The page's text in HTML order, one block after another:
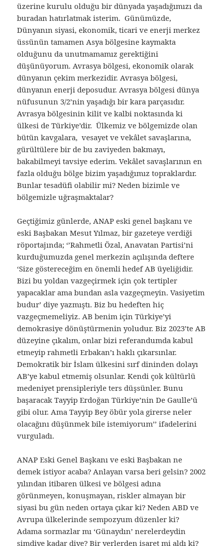
üzerine kurulu olduğu bir dünyada yaşadığımızı da
buradan hatırlatmak isterim. Günümüzde,
Dünyanın siyasi, ekonomik, ticari ve enerji merkez
üssünün tamamen Asya bölgesine kaymakta
olduğunu da unutmamamız gerektiğini
düşünüyorum. Avrasya bölgesi, ekonomik olarak
dünyanın çekim merkezidir. Avrasya bölgesi,
dünyanın enerji deposudur. Avrasya bölgesi dünya
nüfusunun 3/2’nin yaşadığı bir kara parçasıdır.
Avrasya bölgesinin kilit ve kalbi noktasında ki
ülkesi de Türkiye’dir. Ülkemiz ve bölgemizde olan
bütün kavgalara, vesayet ve vekâlet savaşlarına,
gürültülere bir de bu zaviyeden bakmayı,
bakabilmeyi tavsiye ederim. Vekâlet savaşlarının en
fazla olduğu bölge bizim yaşadığımız topraklardır.
Bunlar tesadüfi olabilir mi? Neden bizimle ve
bölgemizle uğraşmaktalar?
Geçtiğimiz günlerde, ANAP eski genel başkanı ve
eski Başbakan Mesut Yılmaz, bir gazeteye verdiği
röportajında; ‘’Rahmetli Özal, Anavatan Partisi’ni
kurduğumuzda genel merkezin açılışında deftere
‘Size göstereceğim en önemli hedef AB üyeliğidir.
Bizi bu yoldan vazgeçirmek için çok tertipler
yapacaklar ama bundan asla vazgeçmeyin. Vasiyetim
budur’ diye yazmıştı. Biz bu hedeften hiç
vazgeçmemeliyiz. AB benim için Türkiye’yi
demokrasiye dönüştürmenin yoludur. Biz 2023’te AB
düzeyine çıkalım, onlar bizi referandumda kabul
etmeyip rahmetli Erbakan’ı haklı çıkarsınlar.
Demokratik bir İslam ülkesini sırf dininden dolayı
AB’ye kabul etmemiş olsunlar. Kendi çok kültürlü
medeniyet prensipleriyle ters düşsünler. Bunu
başaracak Tayyip Erdoğan Türkiye’nin De Gaulle’ü
gibi olur. Ama Tayyip Bey öbür yola girerse neler
olacağını düşünmek bile istemiyorum’’ ifadelerini
vurguladı.
ANAP Eski Genel Başkanı ve eski Başbakan ne
demek istiyor acaba? Anlayan varsa beri gelsin? 2002
yılından itibaren ülkesi ve bölgesi adına
görünmeyen, konuşmayan, riskler almayan bir
siyasi bu gün neden ortaya çıkar ki? Neden ABD ve
Avrupa ülkelerinde sempozyum düzenler ki?
Adama sormazlar mı ‘Günaydın’ nerelerdeydin
şimdiye kadar diye? Bir yerlerden işaret mi aldı ki?